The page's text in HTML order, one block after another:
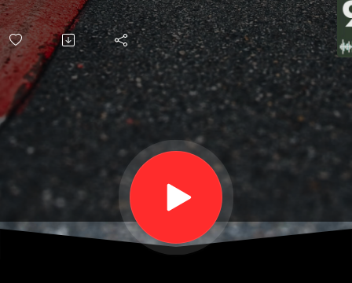
McLaren e
Red Bull e o
desprezo da
Andretti
pela Liberty |
ALÉM DA